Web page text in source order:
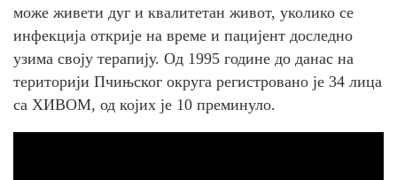
може живети дуг и квалитетан живот, уколико се
инфекција открије на време и пацијент доследно
узима своју терапију. Од 1995 године до данас на
територији Пчињског округа регистровано је 34 лица
са ХИВОМ, од којих је 10 преминуло.